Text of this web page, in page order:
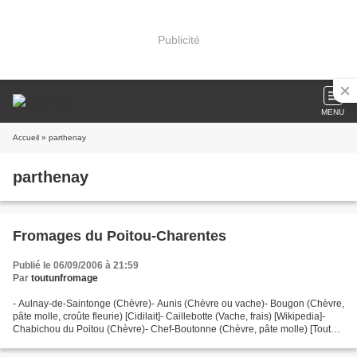
Publicité
MENU
Accueil » parthenay
parthenay
Fromages du Poitou-Charentes
Publié le 06/09/2006 à 21:59
Par toutunfromage
- Aulnay-de-Saintonge (Chèvre)- Aunis (Chèvre ou vache)- Bougon (Chèvre,
pâte molle, croûte fleurie) [Cidilait]- Caillebotte (Vache, frais) [Wikipedia]-
Chabichou du Poitou (Chèvre)- Chef-Boutonne (Chèvre, pâte molle) [Tout